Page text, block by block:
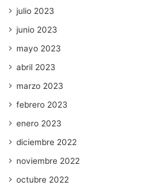
julio 2023
junio 2023
mayo 2023
abril 2023
marzo 2023
febrero 2023
enero 2023
diciembre 2022
noviembre 2022
octubre 2022